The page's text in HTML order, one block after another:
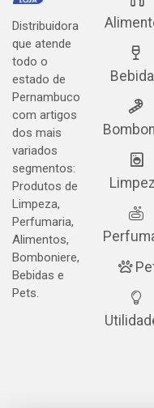
Distribuidora
que atende
todo o
estado de
Pernambuco
com artigos
dos mais
variados
segmentos:
Produtos de
Limpeza,
Perfumaria,
Alimentos,
Bomboniere,
Bebidas e
Pets.